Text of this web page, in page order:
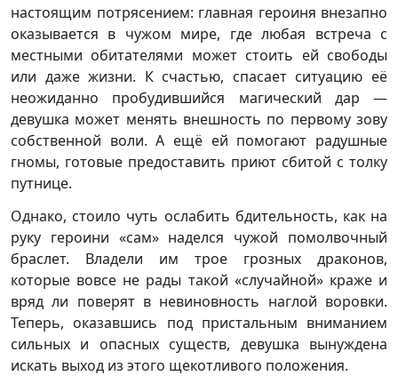
настоящим потрясением: главная героиня внезапно
оказывается в чужом мире, где любая встреча с
местными обитателями может стоить ей свободы
или даже жизни. К счастью, спасает ситуацию её
неожиданно пробудившийся магический дар —
девушка может менять внешность по первому зову
собственной воли. А ещё ей помогают радушные
гномы, готовые предоставить приют сбитой с толку
путнице.
Однако, стоило чуть ослабить бдительность, как на
руку героини «сам» наделся чужой помолвочный
браслет. Владели им трое грозных драконов,
которые вовсе не рады такой «случайной» краже и
вряд ли поверят в невиновность наглой воровки.
Теперь, оказавшись под пристальным вниманием
сильных и опасных существ, девушка вынуждена
искать выход из этого щекотливого положения.